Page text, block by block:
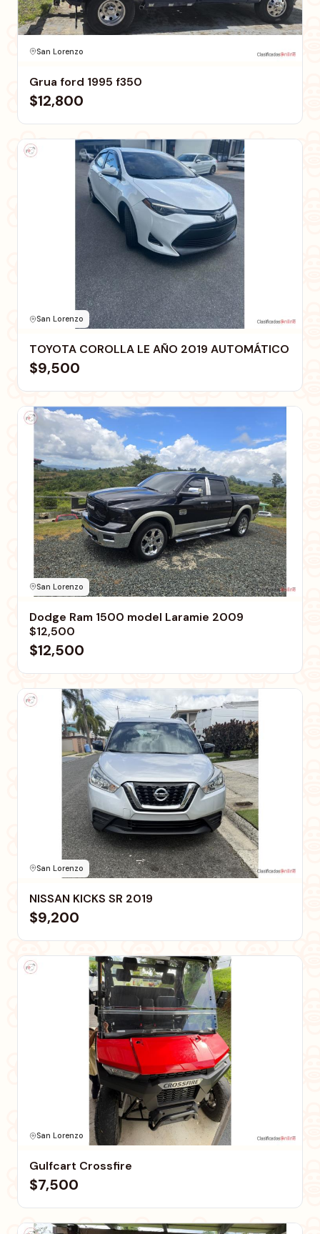
San Lorenzo
Grua ford 1995 f350
$12,800
San Lorenzo
TOYOTA COROLLA LE AÑO 2019 AUTOMÁTICO
$9,500
San Lorenzo
Dodge Ram 1500 model Laramie 2009
$12,500
$12,500
San Lorenzo
NISSAN KICKS SR 2019
$9,200
San Lorenzo
Gulfcart Crossfire
$7,500